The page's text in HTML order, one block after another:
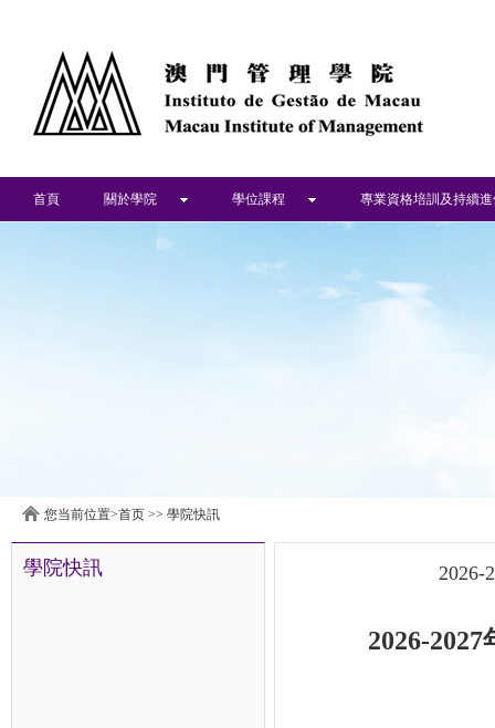
首頁 關於學院 學位課程 專業資格培訓及持續
您当前位置>首页 >> 學院快訊
學院快訊 2026-
2026-